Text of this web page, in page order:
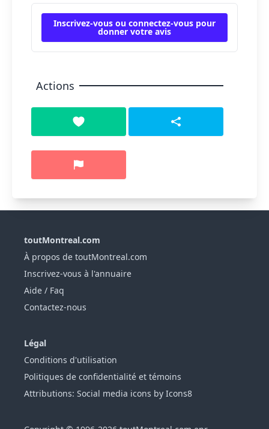
Inscrivez-vous ou connectez-vous pour
donner votre avis
Actions
toutMontreal.com
À propos de toutMontreal.com
Inscrivez-vous à l'annuaire
Aide / Faq
Contactez-nous
Légal
Conditions d'utilisation
Politiques de confidentialité et témoins
Attributions: Social media icons by Icons8